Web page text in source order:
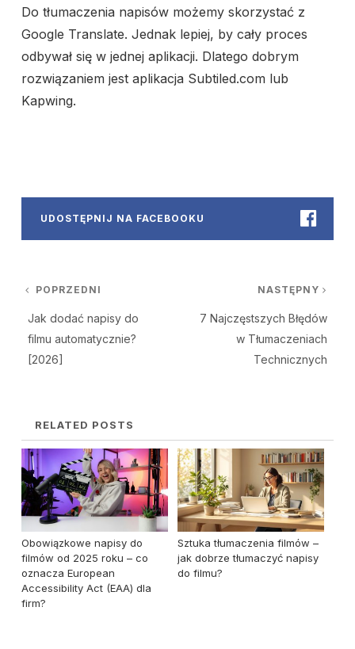
Do tłumaczenia napisów możemy skorzystać z
Google Translate. Jednak lepiej, by cały proces
odbywał się w jednej aplikacji. Dlatego dobrym
rozwiązaniem jest aplikacja Subtiled.com lub
Kapwing.
UDOSTĘPNIJ NA FACEBOOKU
Nawigacja wpisu
POPRZEDNI
Poprzedni post:
Jak dodać napisy do
filmu automatycznie?
[2026]
NASTĘPNY
7 Najczęstszych Błędów
w Tłumaczeniach
Technicznych
RELATED POSTS
Obowiązkowe napisy do
filmów od 2025 roku – co
oznacza European
Accessibility Act (EAA) dla
firm?
Sztuka tłumaczenia filmów –
jak dobrze tłumaczyć napisy
do filmu?